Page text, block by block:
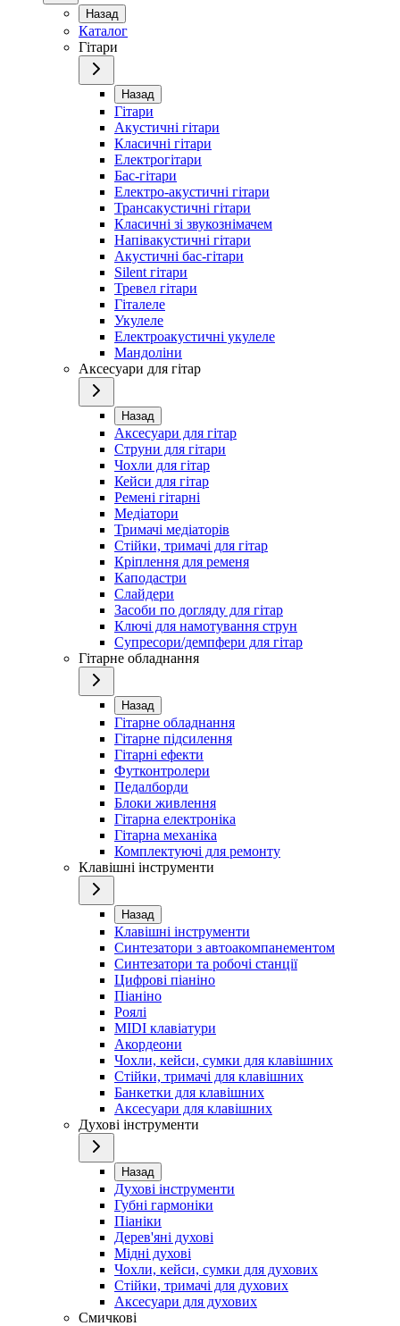
Назад
Каталог
Гітари
Назад
Гітари
Акустичні гітари
Класичні гітари
Електрогітари
Бас-гітари
Електро-акустичні гітари
Трансакустичні гітари
Класичні зі звукознімачем
Напівакустичні гітари
Акустичні бас-гітари
Silent гітари
Тревел гітари
Гіталеле
Укулеле
Електроакустичні укулеле
Мандоліни
Аксесуари для гітар
Назад
Аксесуари для гітар
Струни для гітари
Чохли для гітар
Кейси для гітар
Ремені гітарні
Медіатори
Тримачі медіаторів
Стійки, тримачі для гітар
Кріплення для ременя
Каподастри
Слайдери
Засоби по догляду для гітар
Ключі для намотування струн
Супресори/демпфери для гітар
Гітарне обладнання
Назад
Гітарне обладнання
Гітарне підсилення
Гітарні ефекти
Футконтролери
Педалборди
Блоки живлення
Гітарна електроніка
Гітарна механіка
Комплектуючі для ремонту
Клавішні інструменти
Назад
Клавішні інструменти
Синтезатори з автоакомпанементом
Синтезатори та робочі станції
Цифрові піаніно
Піаніно
Роялі
MIDI клавіатури
Акордеони
Чохли, кейси, сумки для клавішних
Стійки, тримачі для клавішних
Банкетки для клавішних
Аксесуари для клавішних
Духові інструменти
Назад
Духові інструменти
Губні гармоніки
Піаніки
Дерев'яні духові
Мідні духові
Чохли, кейси, сумки для духових
Стійки, тримачі для духових
Аксесуари для духових
Смичкові